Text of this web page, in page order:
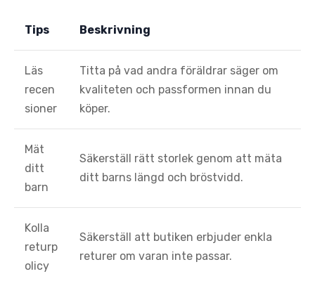
Tips Beskrivning
Läs
recen
sioner
Titta på vad andra föräldrar säger om
kvaliteten och passformen innan du
köper.
Mät
ditt
barn
Säkerställ rätt storlek genom att mäta
ditt barns längd och bröstvidd.
Kolla
returp
olicy
Säkerställ att butiken erbjuder enkla
returer om varan inte passar.